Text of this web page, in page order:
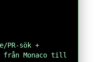
sök +
från Monaco till